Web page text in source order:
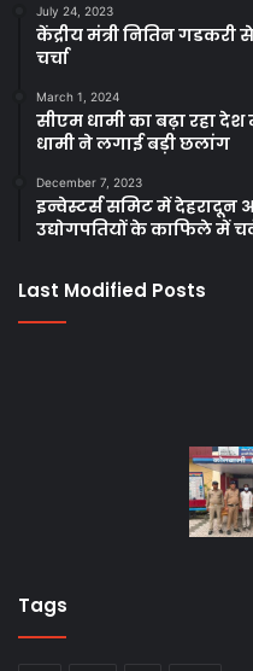
July 24, 2023
केंद्रीय मंत्री नितिन गडकरी
चर्चा
March 1, 2024
सीएम धामी का बढ़ा रहा
धामी ने लगाई बड़ी छलांग
December 7, 2023
इन्वेस्टर्स समिट में देहरादून
उद्योगपतियों के काफिले में
Last Modified Posts
Tags